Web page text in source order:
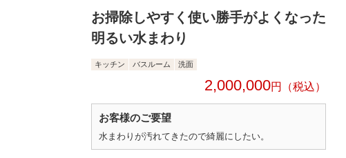
お掃除しやすく使い勝手がよくなった
明るい水まわり
キッチン バスルーム 洗面
2,000,000円
お客様のご要望
水まわりが汚れてきたので綺麗にしたい。